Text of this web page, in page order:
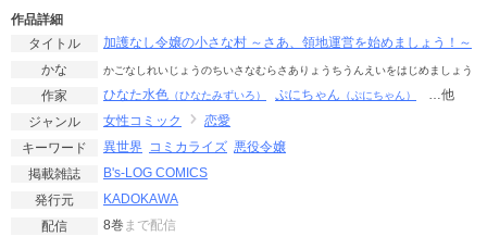
作品詳細
タイトル
加護なし令嬢の小さな村 ～さあ、領地運営を始めましょう！～
かな
かごなしれいじょうのちいさなむらさありょうちうんえいをはじめましょう
作家 ひなた水色 （ひなたみずいろ） ぷにちゃん （ぷにちゃん）
…他
ジャンル
女性コミック
恋愛
キーワード
異世界 コミカライズ 悪役令嬢
掲載雑誌
B's-LOG COMICS
発行元
KADOKAWA
配信
8巻 まで配信